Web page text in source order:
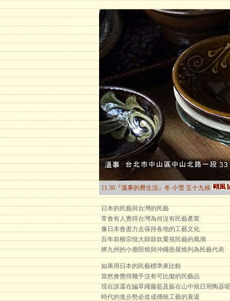
11.30『溫事的曆生活』冬 小雪 五十九候
日本的民藝與台灣的民藝
常會有人覺得台灣為何沒有民藝產業
像日本會盡力去保持各地的工藝文化
百年前柳宗悅大師鼓吹重視民藝的風潮
將九州的小鹿田燒與沖繩壺屋燒列為民藝代表
如果用日本的民藝標準來比較
當然會覺得幾乎沒有可比擬的民藝品
現在誰還在編草繩藤藍及躲在山中燒日用陶器
時代的進步勢必造成傳統工藝的衰退